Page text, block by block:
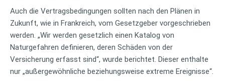
Auch die Vertragsbedingungen sollten nach den Plänen in
Zukunft, wie in Frankreich, vom Gesetzgeber vorgeschrieben
werden. „Wir werden gesetzlich einen Katalog von
Naturgefahren definieren, deren Schäden von der
Versicherung erfasst sind“, wurde berichtet. Dieser enthalte
nur „außergewöhnliche beziehungsweise extreme Ereignisse“.